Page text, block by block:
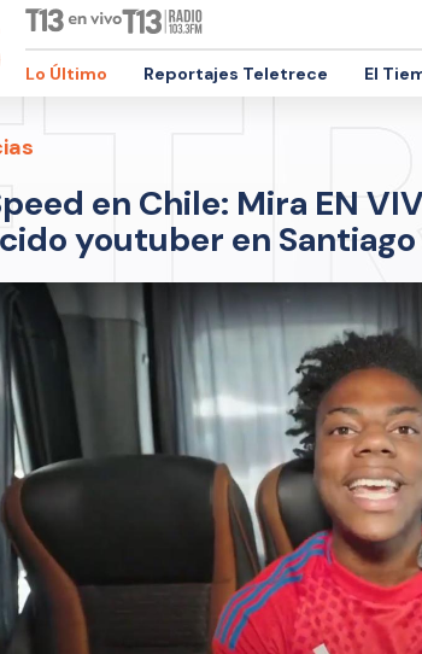
Lo Último Reportajes Teletrece El
en Chile: Mira EN
youtuber en Santiago